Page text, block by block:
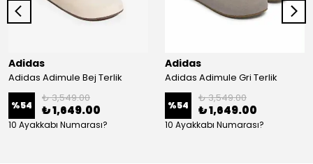
Adidas
Adidas Adimule Bej Terlik
%54
₺ 3,549.00
₺ 1,649.00
10 Ayakkabı Numarası?
Adidas
Adidas Adimule Gri Terlik
%54
₺ 3,549.00
₺ 1,649.00
10 Ayakkabı Numarası?